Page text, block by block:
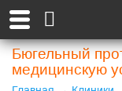
Бюгельный
медицинскую